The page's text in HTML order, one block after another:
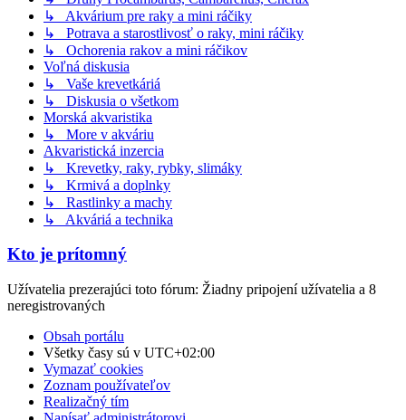
↳ Akvárium pre raky a mini ráčiky
↳ Potrava a starostlivosť o raky, mini ráčiky
↳ Ochorenia rakov a mini ráčikov
Voľná diskusia
↳ Vaše krevetkáriá
↳ Diskusia o všetkom
Morská akvaristika
↳ More v akváriu
Akvaristická inzercia
↳ Krevetky, raky, rybky, slimáky
↳ Krmivá a doplnky
↳ Rastlinky a machy
↳ Akváriá a technika
Kto je prítomný
Užívatelia prezerajúci toto fórum: Žiadny pripojení užívatelia a 8
neregistrovaných
Obsah portálu
Všetky časy sú v UTC+02:00
Vymazať cookies
Zoznam používateľov
Realizačný tím